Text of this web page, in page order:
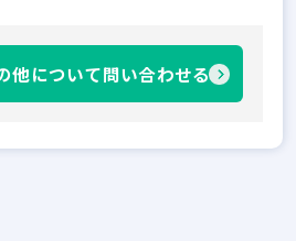
他について問い合わせる